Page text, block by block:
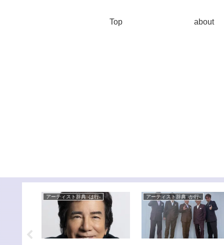
Top about
アーティスト辞典 -は行- アーティスト辞典 -か行-